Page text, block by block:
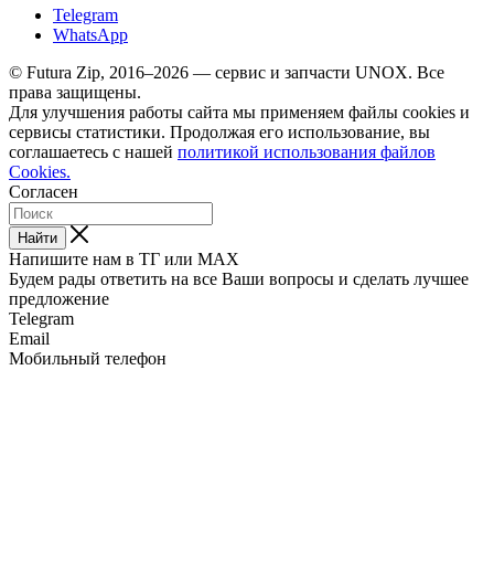
Telegram
WhatsApp
© Futura Zip, 2016–2026 — сервис и запчасти UNOX. Все
права защищены.
Для улучшения работы сайта мы применяем файлы cookies и
сервисы статистики. Продолжая его использование, вы
соглашаетесь с нашей политикой использования файлов
Cookies.
Согласен
Найти
Напишите нам в ТГ или MAX
Будем рады ответить на все Ваши вопросы и сделать лучшее
предложение
Telegram
Email
Мобильный телефон